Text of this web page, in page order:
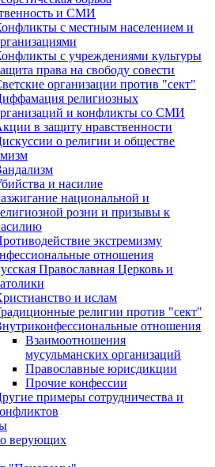
и СМИ
с местным населением и
с учреждениями культуры
права на свободу совести
организации против "сект"
религиозных
и конфликты со СМИ
в защиту нравственности
о религии и обществе
и насилие
национальной и
розни и призывы к
экстремизму
отношения
Православная Церковь и
и ислам
религии против "сект"
отношения
Взаимоотношения
мусульманских организаций
Православные юрисдикции
Прочие конфессии
примеры сотрудничества и
верующих